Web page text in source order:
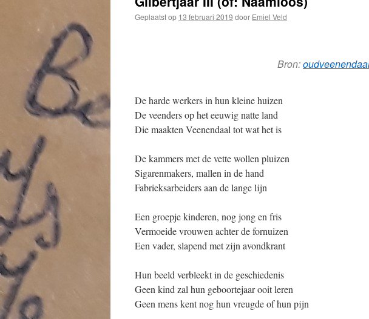
Geplaatst op 13 februari 2019 door Emiel Veld
Bron:
De harde werkers in hun kleine huizen
De veenders op het eeuwig natte land
Die maakten Veenendaal tot wat het is
De kammers met de vette wollen pluizen
Sigarenmakers, mallen in de hand
Fabrieksarbeiders aan de lange lijn
Een groepje kinderen, nog jong en fris
Vermoeide vrouwen achter de fornuizen
Een vader, slapend met zijn avondkrant
Hun beeld verbleekt in de geschiedenis
Geen kind zal hun geboortejaar ooit leren
Geen mens kent nog hun vreugde of hun pijn